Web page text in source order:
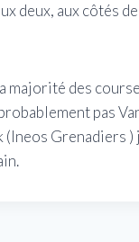
deux, aux côtés
majorité des
pas
Grenadiers